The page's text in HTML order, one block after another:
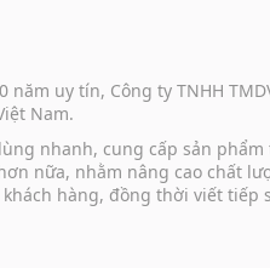
uy tín, Công ty TNHH
Nam.
nhanh, cung cấp sản
nữa, nhằm nâng cao chất
hàng, đồng thời viết